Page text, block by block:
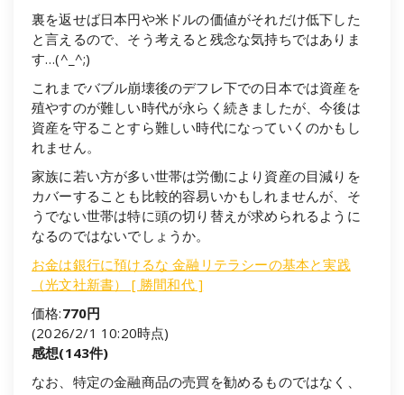
裏を返せば日本円や米ドルの価値がそれだけ低下した
と言えるので、そう考えると残念な気持ちではありま
す…(^_^;)
これまでバブル崩壊後のデフレ下での日本では資産を
殖やすのが難しい時代が永らく続きましたが、今後は
資産を守ることすら難しい時代になっていくのかもし
れません。
家族に若い方が多い世帯は労働により資産の目減りを
カバーすることも比較的容易いかもしれませんが、そ
うでない世帯は特に頭の切り替えが求められるように
なるのではないでしょうか。
お金は銀行に預けるな 金融リテラシーの基本と実践
（光文社新書） [ 勝間和代 ]
価格:770円
(2026/2/1 10:20時点)
感想(143件)
なお、特定の金融商品の売買を勧めるものではなく、